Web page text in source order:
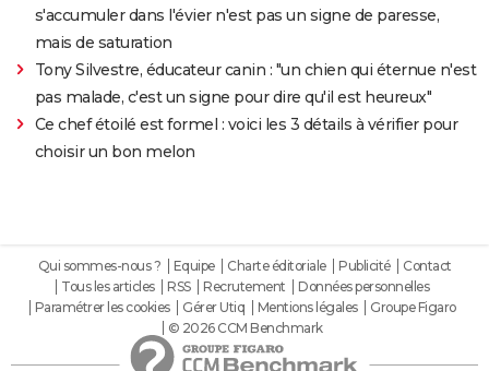
s'accumuler dans l'évier n'est pas un signe de paresse,
mais de saturation
Tony Silvestre, éducateur canin : "un chien qui éternue n'est
pas malade, c'est un signe pour dire qu'il est heureux"
Ce chef étoilé est formel : voici les 3 détails à vérifier pour
choisir un bon melon
Qui sommes-nous ? Equipe Charte éditoriale Publicité
Contact
Tous les articles
RSS Recrutement
Données personnelles
Paramétrer les cookies
Gérer Utiq Mentions légales
Groupe Figaro
© 2026 CCM Benchmark